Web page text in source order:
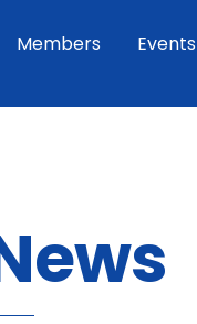
Members Events